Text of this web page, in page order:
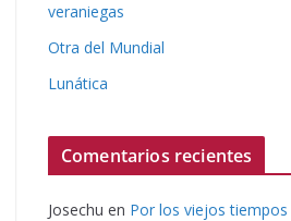
veraniegas
Otra del Mundial
Lunática
Comentarios recientes
Josechu en Por los viejos tiempos